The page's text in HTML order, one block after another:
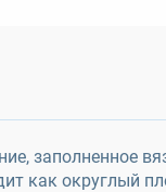
заполненное
как округлый